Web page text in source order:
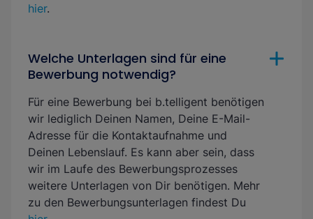
hier.
Welche Unterlagen sind für eine
Bewerbung notwendig?
Für eine Bewerbung bei b.telligent benötigen
wir lediglich Deinen Namen, Deine E-Mail-
Adresse für die Kontaktaufnahme und
Deinen Lebenslauf. Es kann aber sein, dass
wir im Laufe des Bewerbungsprozesses
weitere Unterlagen von Dir benötigen. Mehr
zu den Bewerbungsunterlagen findest Du